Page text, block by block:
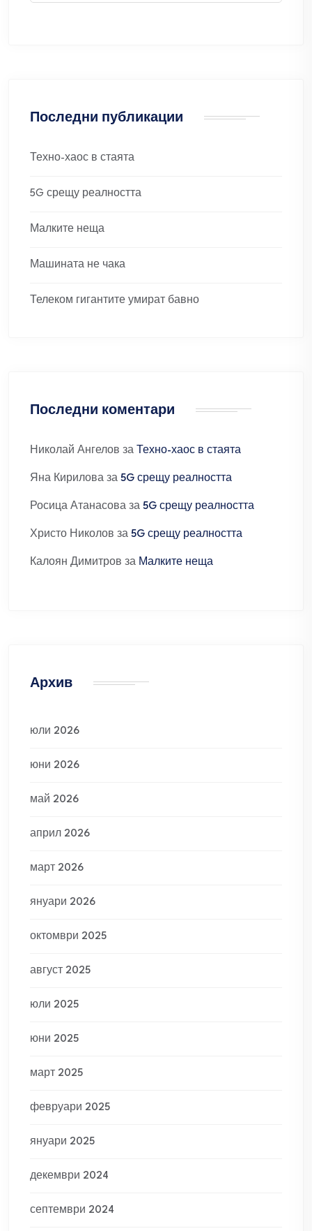
Последни публикации
Техно-хаос в стаята
5G срещу реалността
Малките неща
Машината не чака
Телеком гигантите умират бавно
Последни коментари
Николай Ангелов за Техно-хаос в стаята
Яна Кирилова за 5G срещу реалността
Росица Атанасова за 5G срещу реалността
Христо Николов за 5G срещу реалността
Калоян Димитров за Малките неща
Архив
юли 2026
юни 2026
май 2026
април 2026
март 2026
януари 2026
октомври 2025
август 2025
юли 2025
юни 2025
март 2025
февруари 2025
януари 2025
декември 2024
септември 2024